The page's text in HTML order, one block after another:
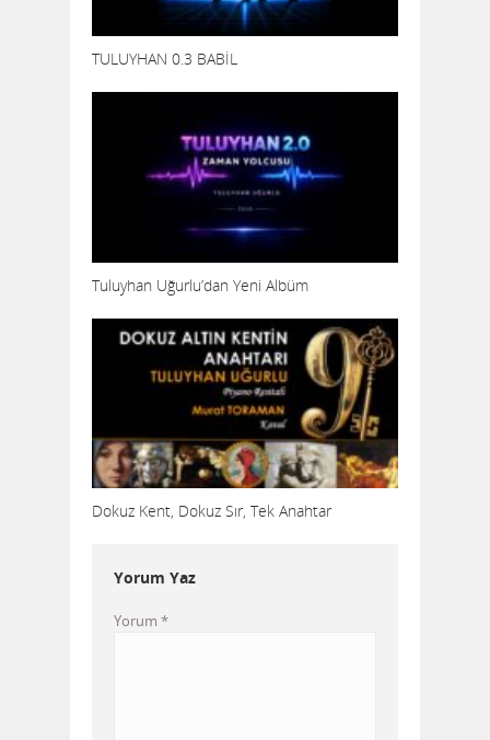
TULUYHAN 0.3 BABİL
Tuluyhan Uğurlu’dan Yeni Albüm
Dokuz Kent, Dokuz Sır, Tek Anahtar
Yorum Yaz
Yorum *